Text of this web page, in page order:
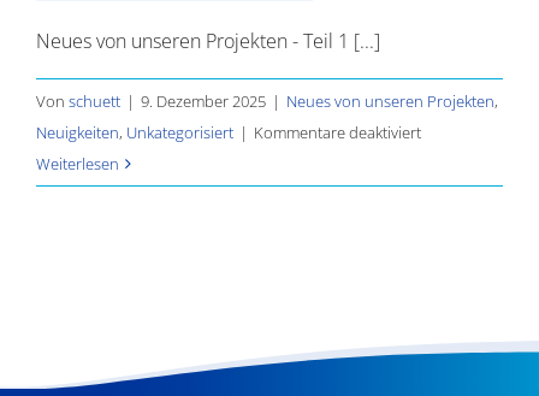
Neues von unseren Projekten - Teil 1 [...]
Von schuett | 9. Dezember 2025 | Neues von unseren Projekten,
Neuigkeiten, Unkategorisiert | Kommentare deaktiviertfür
von
1
Weiterlesen